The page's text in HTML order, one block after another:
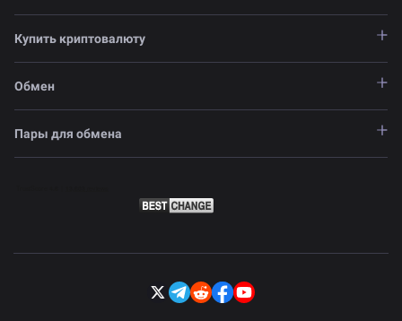
Купить криптовалюту
Обмен
Пары для обмена